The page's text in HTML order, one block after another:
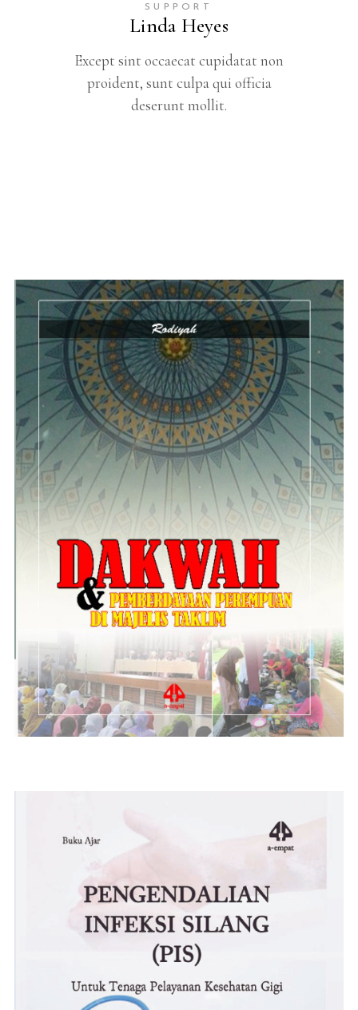
SUPPORT
Linda Heyes
Except sint occaecat cupidatat non
proident, sunt culpa qui officia
deserunt mollit.